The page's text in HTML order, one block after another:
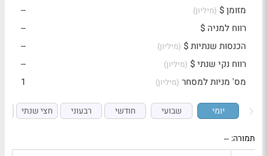
מזומן $ (מיליון)
--
רווח למניה $
--
הכנסות שנתיות $ (מיליון)
--
רווח נקי שנתי $ (מיליון)
--
מס' מניות למסחר (מיליון) 1
יומי שבועי חודשי רבעוני חצי שנתי
תמורה: --